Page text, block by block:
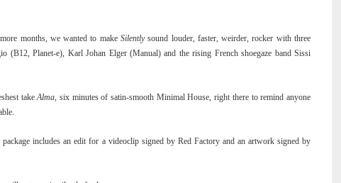
months, we wanted to makeSilentlysound louder, faster, weirder, rocker with three
(B12, Planet-e), Karl Johan Elger (Manual) and the rising French shoegaze band Sissi
takeAlma, six minutes of satin-smooth Minimal House, right there to remind anyone
package includes an edit for a videoclip signed by Red Factory and an artwork signed by